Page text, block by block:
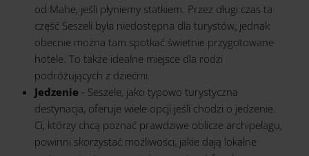
od Mahe, jeśli płyniemy statkiem. Przez długi czas ta
część Seszeli była niedostępna dla turystów, jednak
obecnie można tam spotkać świetnie przygotowane
hotele. To także idealne miejsce dla rodzi
podróżujących z dziećmi.
Jedzenie - Seszele, jako typowo turystyczna
destynacja, oferuje wiele opcji jeśli chodzi o jedzenie.
Ci, którzy chcą poznać prawdziwe oblicze archipelagu,
powinni skorzystać możliwości, jakie dają lokalne